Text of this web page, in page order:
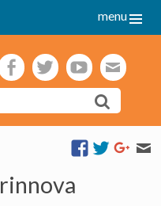
menu
facebooktwitteryoutube